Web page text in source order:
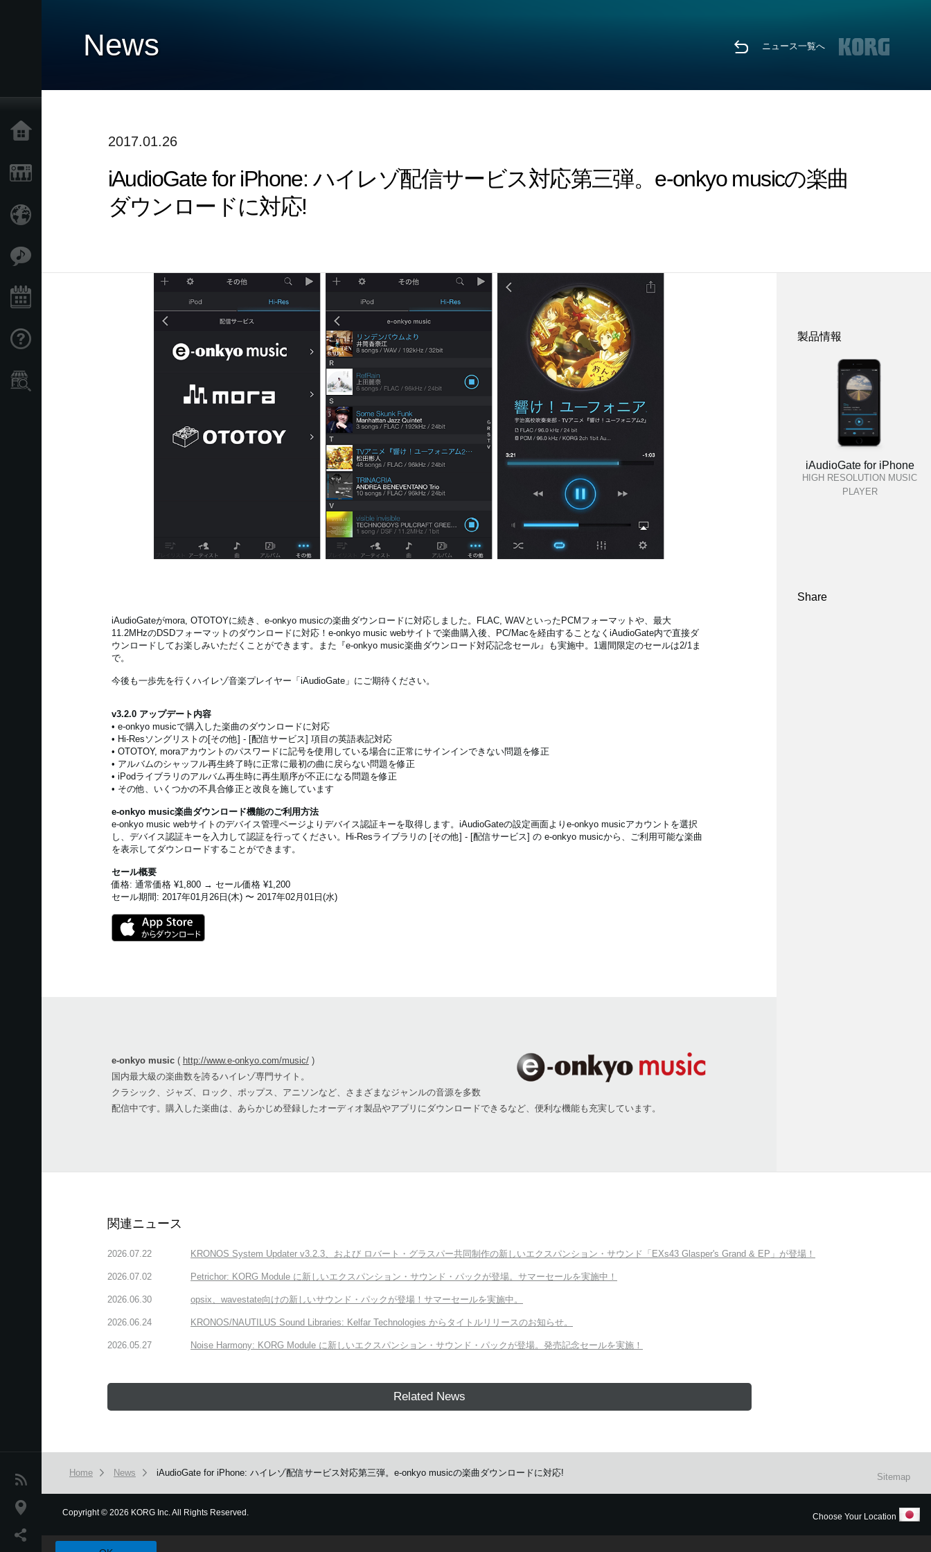
Import Products
News
Location
News ニュース一覧へ
2017.01.26
iAudioGate for iPhone: ハイレゾ配信サービス対応第三弾。e-onkyo musicの楽曲
ダウンロードに対応!
iAudioGateがmora, OTOTOYに続き、e-onkyo musicの楽曲ダウンロードに対応しました。FLAC, WAVといったPCMフォーマットや、最大
11.2MHzのDSDフォーマットのダウンロードに対応！e-onkyo music webサイトで楽曲購入後、PC/Macを経由することなくiAudioGate内で直接ダ
ウンロードしてお楽しみいただくことができます。また『e-onkyo music楽曲ダウンロード対応記念セール』も実施中。1週間限定のセールは2/1ま
で。
今後も一歩先を行くハイレゾ音楽プレイヤー「iAudioGate」にご期待ください。
v3.2.0 アップデート内容
• e-onkyo musicで購入した楽曲のダウンロードに対応
• Hi-Resソングリストの[その他] - [配信サービス] 項目の英語表記対応
• OTOTOY, moraアカウントのパスワードに記号を使用している場合に正常にサインインできない問題を修正
• アルバムのシャッフル再生終了時に正常に最初の曲に戻らない問題を修正
• iPodライブラリのアルバム再生時に再生順序が不正になる問題を修正
• その他、いくつかの不具合修正と改良を施しています
e-onkyo music楽曲ダウンロード機能のご利用方法
e-onkyo music webサイトのデバイス管理ページよりデバイス認証キーを取得します。iAudioGateの設定画面よりe-onkyo musicアカウントを選択
し、デバイス認証キーを入力して認証を行ってください。Hi-Resライブラリの [その他] - [配信サービス] の e-onkyo musicから、ご利用可能な楽曲
を表示してダウンロードすることができます。
セール概要
価格: 通常価格 ¥1,800 → セール価格 ¥1,200
セール期間: 2017年01月26日(木) 〜 2017年02月01日(水)
e-onkyo music( http://www.e-onkyo.com/music/)
国内最大級の楽曲数を誇るハイレゾ専門サイト。
クラシック、ジャズ、ロック、ポップス、アニソンなど、さまざまなジャンルの音源を多数
配信中です。購入した楽曲は、あらかじめ登録したオーディオ製品やアプリにダウンロードできるなど、便利な機能も充実しています。
製品情報
iAudioGate for iPhone
HIGH RESOLUTION MUSIC
PLAYER
Share
関連ニュース
2026.07.22 KRONOS System Updater v3.2.3、および ロバート・グラスパー共同制作の新しいエクスパンション・サウンド「EXs43 Glasper's Grand & EP」が登場！
2026.07.02 Petrichor: KORG Module に新しいエクスパンション・サウンド・パックが登場。サマーセールを実施中！
2026.06.30 opsix、wavestate向けの新しいサウンド・パックが登場！サマーセールを実施中。
2026.06.24 KRONOS/NAUTILUS Sound Libraries: Kelfar Technologies からタイトルリリースのお知らせ。
2026.05.27 Noise Harmony: KORG Module に新しいエクスパンション・サウンド・パックが登場。発売記念セールを実施！
Related News
Home News iAudioGate for iPhone: ハイレゾ配信サービス対応第三弾。e-onkyo musicの楽曲ダウンロードに対応! Sitemap
Copyright© 2026 KORG Inc. All Rights Reserved. Choose Your Location